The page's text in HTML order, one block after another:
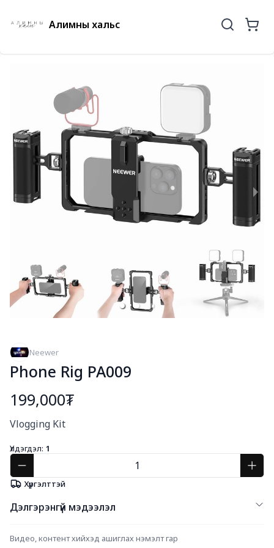
Алимны хальс
Neewer
Phone Rig PA009
199,000₮
Vlogging Kit
Үлдэгдэл: 1
Хүргэлттэй
Дэлгэрэнгүй мэдээлэл
Видео, контент хийхэд ашиглах нэмэлт гар